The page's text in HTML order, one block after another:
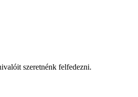
szeretnénk felfedezni.